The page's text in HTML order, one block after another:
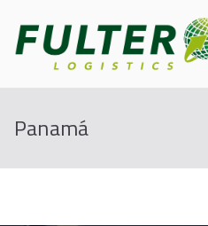
Panamá